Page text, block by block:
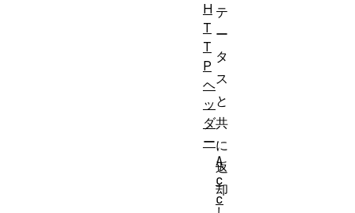
テ
ー
タ
ス
と
共
に
返
却
H
T
T
P
ヘ
ッ
ダ
ー
A
c
c